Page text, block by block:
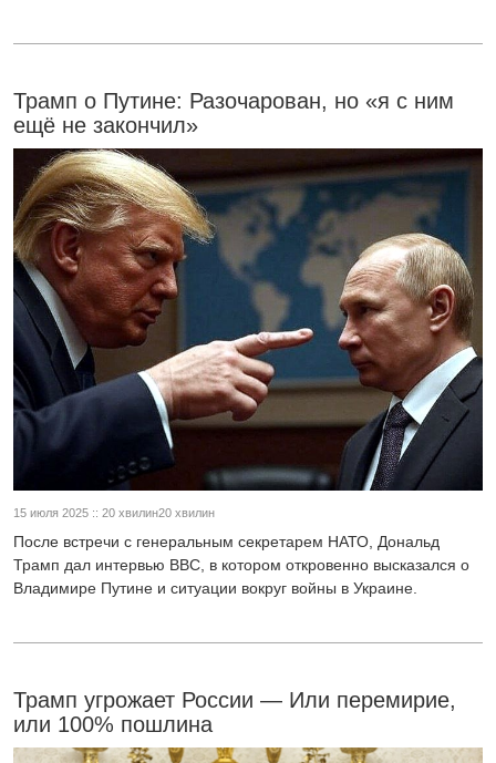
Трамп о Путине: Разочарован, но «я с ним
ещё не закончил»
15 июля 2025 :: 20 хвилин20 хвилин
После встречи с генеральным секретарем НАТО, Дональд
Трамп дал интервью BBC, в котором откровенно высказался о
Владимире Путине и ситуации вокруг войны в Украине.
Трамп угрожает России — Или перемирие,
или 100% пошлина